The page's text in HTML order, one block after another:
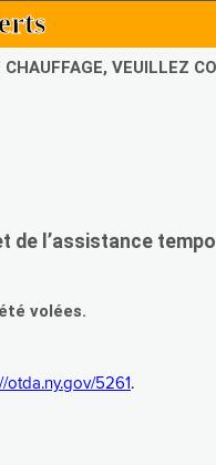
VEUILLEZ
l’assistance
volées.
otda.ny.gov/5261.